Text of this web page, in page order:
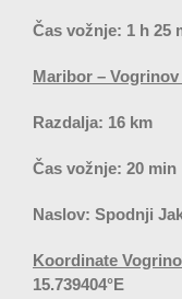
Čas vožnje: 1 h 25
Maribor –
Razdalja: 16 km
Čas vožnje: 20 min
Naslov: Spodnji
Koordinate
15.739404°E